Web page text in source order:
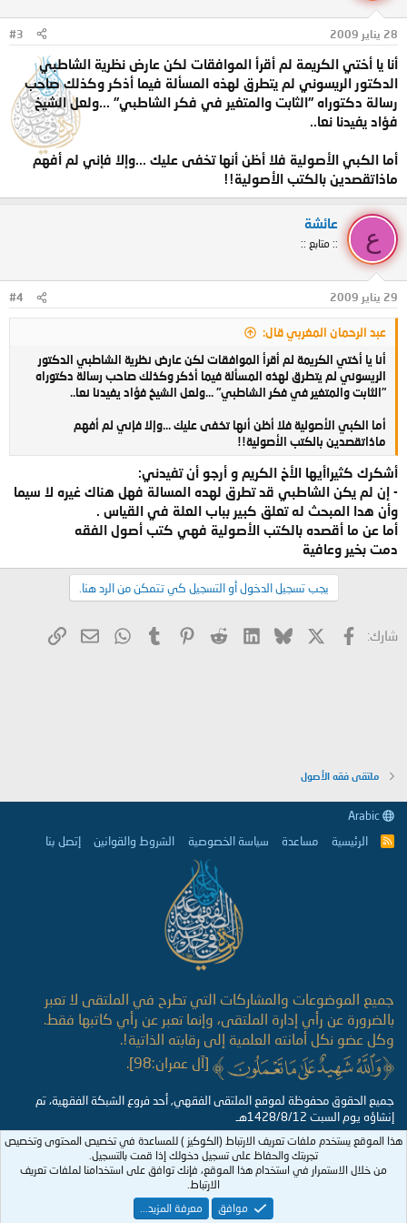
28 يناير 2009 #3
أنا يا أختي الكريمة لم أقرأ الموافقات لكن عارض نظرية الشاطبي
الدكتور الريسوني لم يتطرق لهذه المسألة فيما أذكر وكذلك صاحب
رسالة دكتوراه "الثابت والمتغير في فكر الشاطبي" ...ولعل الشيخ
فؤاد يفيدنا نعا..
أما الكبي الأصولية فلا أظن أنها تخفى عليك ...وإلا فإني لم أفهم
ماذاتقصدين بالكتب الأصولية!!
ع
عائشة
:: متابع ::
29 يناير 2009 #4
عبد الرحمان المغربي قال:
أنا يا أختي الكريمة لم أقرأ الموافقات لكن عارض نظرية الشاطبي الدكتور
الريسوني لم يتطرق لهذه المسألة فيما أذكر وكذلك صاحب رسالة دكتوراه
"الثابت والمتغير في فكر الشاطبي" ...ولعل الشيخ فؤاد يفيدنا نعا..
أما الكبي الأصولية فلا أظن أنها تخفى عليك ...وإلا فإني لم أفهم
ماذاتقصدين بالكتب الأصولية!!
أشكرك كثيراأيها الأخ الكريم و أرجو أن تفيدني:
- إن لم يكن الشاطبي قد تطرق لهده المسالة فهل هناك غيره لا سيما
وأن هدا المبحث له تعلق كبير بباب العلة في القياس .
أما عن ما أقصده بالكتب الأصولية فهي كتب أصول الفقه
دمت بخير وعافية
يجب تسجيل الدخول أو التسجيل كي تتمكن من الرد هنا.
شارك: فيسبوك Bluesky
LinkedIn
Reddit
Pinterest
Tumblr
WhatsApp
البريد
ملتقى فقه الأصول
R
الرئيسية مساعدة سياسة الخصوصية الشروط والقوانين إتصل بنا
جميع الموضوعات والمشاركات التي تطرح في الملتقى لا تعبر
بالضرورة عن رأي إدارة الملتقى، وإنما تعبر عن رأي كاتبها فقط.
وكل عضو نكل أمانته العلمية إلى رقابته الذاتية!.
[آل عمران:98].
جميع الحقوق محفوظة لموقع الملتقى الفقهي, أحد فروع الشبكة الفقهية، تم
إنشاؤه يوم السبت 1428/8/12هـ
هذا الموقع يستخدم ملفات تعريف الارتباط (الكوكيز ) للمساعدة في تخصيص المحتوى وتخصيص
تجربتك والحفاظ على تسجيل دخولك إذا قمت بالتسجيل.
من خلال الاستمرار في استخدام هذا الموقع، فإنك توافق على استخدامنا لملفات تعريف
الارتباط.
موافق
معرفة المزيد...